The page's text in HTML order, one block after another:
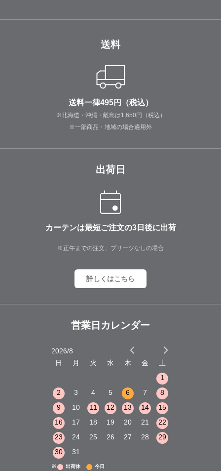
送料
送料一律495円（税込）
※北海道・沖縄・離島は1,650円（税込）
※一部商品・地域の場合適用外
出荷日
カーテンは最短ご注文の3日後に出荷
※正午までの注文、プリーツなしの場合
詳しくはこちら
営業日カレンダー
2026/8
日
月 火 水 木 金
土
1
2
3 4 5 6 7
8
9
10 11 12 13 14
15
16
17 18 19 20 21
22
23
24 25 26 27 28
29
30
31
※ 出荷休 今日